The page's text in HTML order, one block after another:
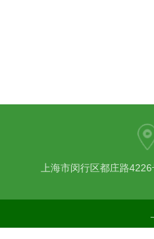
上海市闵行区都庄路